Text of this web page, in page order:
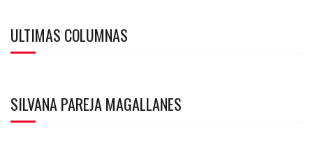
ULTIMAS COLUMNAS
SILVANA PAREJA MAGALLANES